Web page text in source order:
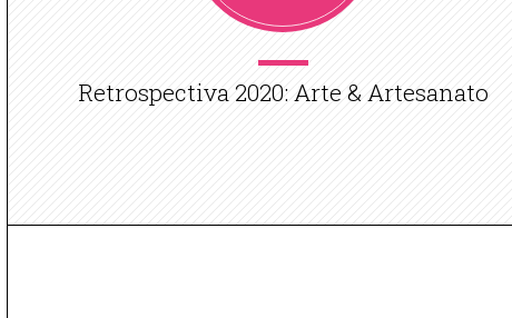
Retrospectiva 2020: Arte & Artesanato